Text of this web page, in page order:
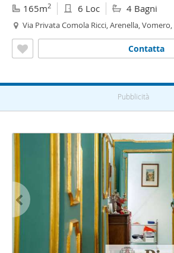
165m2 6 Loc 4 Bagni
Via Privata Comola Ricci, Arenella, Vomero,
Contatta
Pubblicità